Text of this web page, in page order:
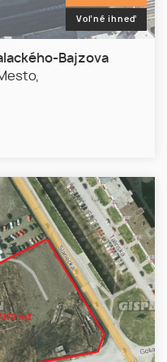
Voľné ihneď
Bajzova